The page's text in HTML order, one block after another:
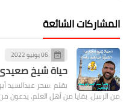
المشاركات الشائعة
06 يونيو 2022
حياة شيخ
بقلم :سحر عبدالسيد
من الرسل، بقايا من أهل العلم، يدعون